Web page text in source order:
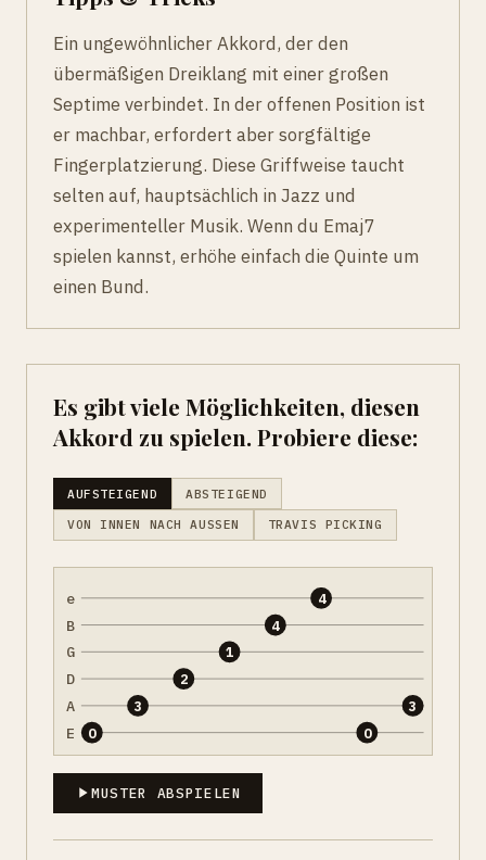
Ein ungewöhnlicher Akkord, der den
übermäßigen Dreiklang mit einer großen
Septime verbindet. In der offenen Position ist
er machbar, erfordert aber sorgfältige
Fingerplatzierung. Diese Griffweise taucht
selten auf, hauptsächlich in Jazz und
experimenteller Musik. Wenn du Emaj7
spielen kannst, erhöhe einfach die Quinte um
einen Bund.
Es gibt viele Möglichkeiten, diesen
Akkord zu spielen. Probiere diese:
AUFSTEIGEND ABSTEIGEND
VON INNEN NACH AUSSEN TRAVIS PICKING
e
B
G
D
A
E
0
3
2
1
4
4
0
3
MUSTER ABSPIELEN